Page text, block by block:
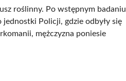
roślinny. Po wstępnym badaniu
jednostki Policji, gdzie odbyły się
mężczyzna poniesie